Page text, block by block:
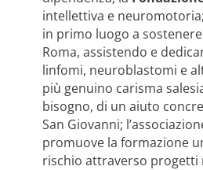
intellettiva e neuromotoria;
in primo luogo a
Roma, assistendo e
linfomi, neuroblastomi e
più genuino carisma
bisogno, di un aiuto
San Giovanni;
promuove la formazione
rischio attraverso progetti